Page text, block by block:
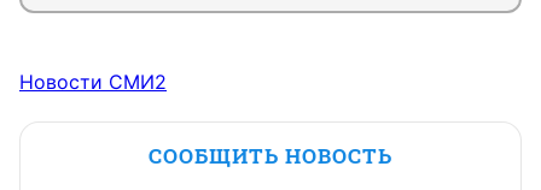
Новости СМИ2
СООБЩИТЬ НОВОСТЬ